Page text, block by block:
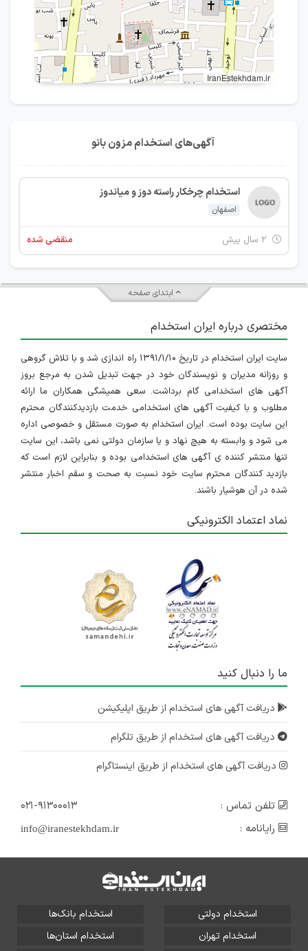
IranEstekhdam.ir
آگهی‌های استخدام مزون بانو
استخدام چرخکار راسته دوز و میاندوز
اصفهان
منقضی شده
ابتدای صفحه
مختصری درباره ایران استخدام
سایت ایران استخدام در تاریخ ۱۳۹۱/۱/۱۰ راه اندازی شد و با تلاش گروهی
و روزانه مدیران و نویسندگان خود در جهت تبدیل شدن به مرجع بروز
آگهی های استخدامی گام برداشت. سعی همیشگی همکاران ما ارائه
مطلوب و با کیفیت آگهی های استخدامی خدمت بازدیدکنندگان محترم
این سایت بوده است. ایران استخدام به صورت مستقل و خصوصی اداره
می شود و وابسته به هیچ نهاد و یا سازمان دولتی نمی باشد، این سایت
تنها منتشر کننده ی آگهی های استخدامی بوده و بنابراین لازم است که
بازدید کنندگان محترم سایت خود نسبت به صحت و سقم اخبار منتشر
شده در آن هوشیار باشند.
نماد اعتماد الکترونیکی
ما را دنبال کنید
دریافت آگهی های استخدام از طریق اپلیکیشن
دریافت آگهی های استخدام از طریق تلگرام
دریافت آگهی های استخدام از طریق اینستاگرام
تلفن تماس :
۰۲۱-۹۱۳۰۰۰۱۳
رایانامه :
info@iranestekhdam.ir
استخدام دولتی
استخدام بانک‌ها
استخدام تهران
استخدام استان‌ها